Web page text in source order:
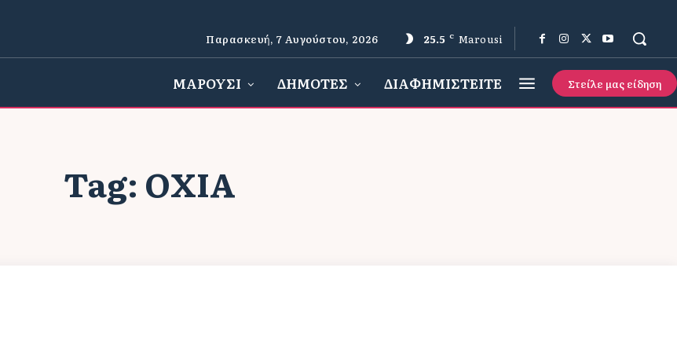
Παρασκευή, 7 Αυγούστου, 2026 25.5 C Marousi
ΜΑΡΟΥΣΙ ΔΗΜΟΤΕΣ ΔΙΑΦΗΜΙΣΤΕΙΤΕ Στείλε μας είδηση
Tag: ΟΧΙΆ